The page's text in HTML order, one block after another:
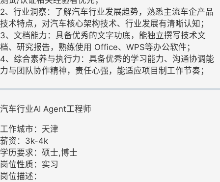
2、行业洞察：了解汽车行业发展趋势，熟悉主流车企产品
技术特点，对汽车核心架构技术、行业发展有清晰认知；
3、文档能力：具备优秀的文字功底，能独立撰写技术文
档、研究报告，熟练使用 Office、WPS等办公软件；
4、综合素养与执行力：具备优秀的学习能力、沟通协调能
力与团队协作精神，责任心强，能适应项目制工作节奏；
汽车行业AI Agent工程师
工作城市：天津
薪资：3k-4k
学历要求：硕士,博士
岗位性质：实习
岗位描述：